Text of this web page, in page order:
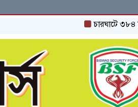
চারঘাটে ৩৮৪ পিস